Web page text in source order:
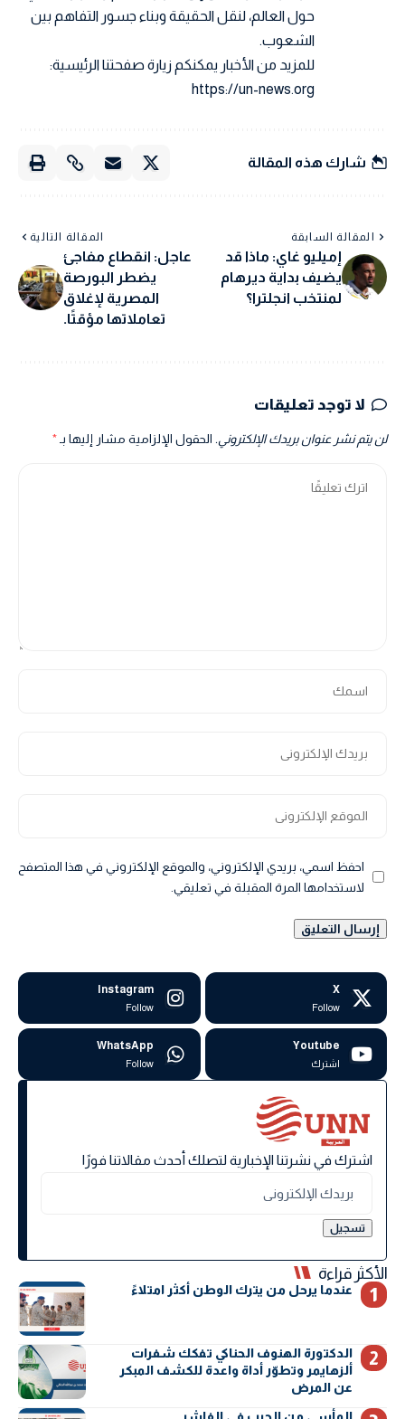
حول العالم، لنقل الحقيقة وبناء جسور التفاهم بين
الشعوب.
للمزيد من الأخبار يمكنكم زيارة صفحتنا الرئيسية:
https://un-news.org
شارك هذه المقالة
المقالة السابقة
إميليو غاي: ماذا قد
يضيف بداية ديرهام
لمنتخب انجلترا؟
المقالة التالية
عاجل: انقطاع مفاجئ
يضطر البورصة
المصرية لإغلاق
تعاملاتها مؤقتًا.
لا توجد تعليقات
لن يتم نشر عنوان بريدك الإلكتروني. الحقول الإلزامية مشار إليها بـ
احفظ اسمي، بريدي الإلكتروني، والموقع الإلكتروني في هذا المتصفح
لاستخدامها المرة المقبلة في تعليقي.
X
Follow
Instagram
Follow
Youtube
اشترك
WhatsApp
Follow
اشترك في نشرتنا الإخبارية لتصلك أحدث مقالاتنا فورًا
الأكثر قراءة
عندما يرحل من يترك الوطن أكثر امتلاءً
الدكتورة الهنوف الحناكي تفكك شفرات
ألزهايمر وتطوّر أداة واعدة للكشف المبكر
عن المرض